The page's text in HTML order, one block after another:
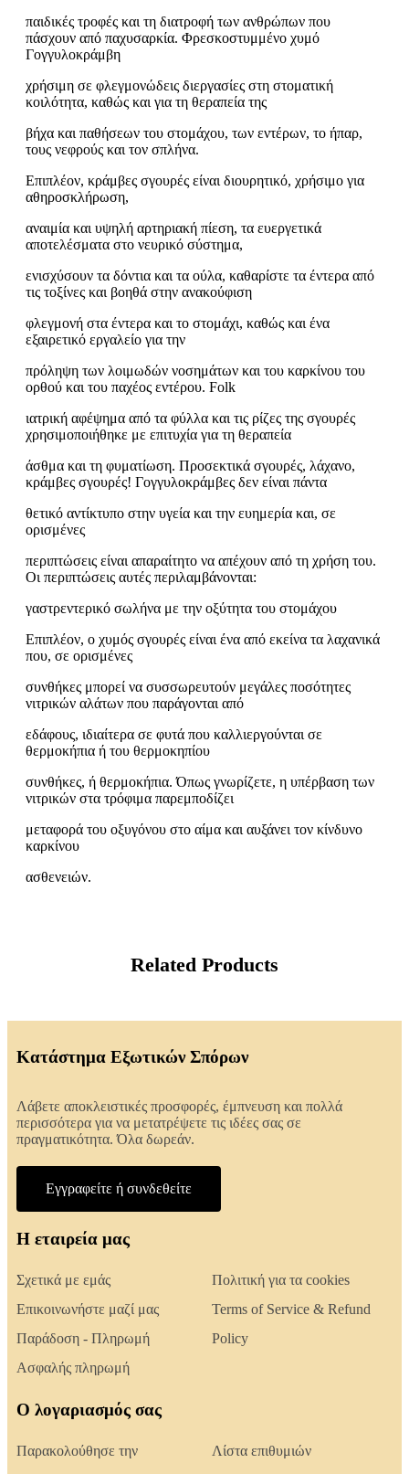
παιδικές τροφές και τη διατροφή των ανθρώπων που
πάσχουν από παχυσαρκία. Φρεσκοστυμμένο χυμό
Γογγυλοκράμβη
χρήσιμη σε φλεγμονώδεις διεργασίες στη στοματική
κοιλότητα, καθώς και για τη θεραπεία της
βήχα και παθήσεων του στομάχου, των εντέρων, το ήπαρ,
τους νεφρούς και τον σπλήνα.
Επιπλέον, κράμβες σγουρές είναι διουρητικό, χρήσιμο για
αθηροσκλήρωση,
αναιμία και υψηλή αρτηριακή πίεση, τα ευεργετικά
αποτελέσματα στο νευρικό σύστημα,
ενισχύσουν τα δόντια και τα ούλα, καθαρίστε τα έντερα από
τις τοξίνες και βοηθά στην ανακούφιση
φλεγμονή στα έντερα και το στομάχι, καθώς και ένα
εξαιρετικό εργαλείο για την
πρόληψη των λοιμωδών νοσημάτων και του καρκίνου του
ορθού και του παχέος εντέρου. Folk
ιατρική αφέψημα από τα φύλλα και τις ρίζες της σγουρές
χρησιμοποιήθηκε με επιτυχία για τη θεραπεία
άσθμα και τη φυματίωση. Προσεκτικά σγουρές, λάχανο,
κράμβες σγουρές! Γογγυλοκράμβες δεν είναι πάντα
θετικό αντίκτυπο στην υγεία και την ευημερία και, σε
ορισμένες
περιπτώσεις είναι απαραίτητο να απέχουν από τη χρήση του.
Οι περιπτώσεις αυτές περιλαμβάνονται:
γαστρεντερικό σωλήνα με την οξύτητα του στομάχου
Επιπλέον, ο χυμός σγουρές είναι ένα από εκείνα τα λαχανικά
που, σε ορισμένες
συνθήκες μπορεί να συσσωρευτούν μεγάλες ποσότητες
νιτρικών αλάτων που παράγονται από
εδάφους, ιδιαίτερα σε φυτά που καλλιεργούνται σε
θερμοκήπια ή του θερμοκηπίου
συνθήκες, ή θερμοκήπια. Όπως γνωρίζετε, η υπέρβαση των
νιτρικών στα τρόφιμα παρεμποδίζει
μεταφορά του οξυγόνου στο αίμα και αυξάνει τον κίνδυνο
καρκίνου
ασθενειών.
Related Products
Κατάστημα Εξωτικών Σπόρων
Λάβετε αποκλειστικές προσφορές, έμπνευση και πολλά
περισσότερα για να μετατρέψετε τις ιδέες σας σε
πραγματικότητα. Όλα δωρεάν.
Εγγραφείτε ή συνδεθείτε
Η εταιρεία μας
Σχετικά με εμάς
Επικοινωνήστε μαζί μας
Παράδοση - Πληρωμή
Ασφαλής πληρωμή
Πολιτική για τα cookies
Terms of Service & Refund
Policy
Ο λογαριασμός σας
Παρακολούθησε την
Λίστα επιθυμιών